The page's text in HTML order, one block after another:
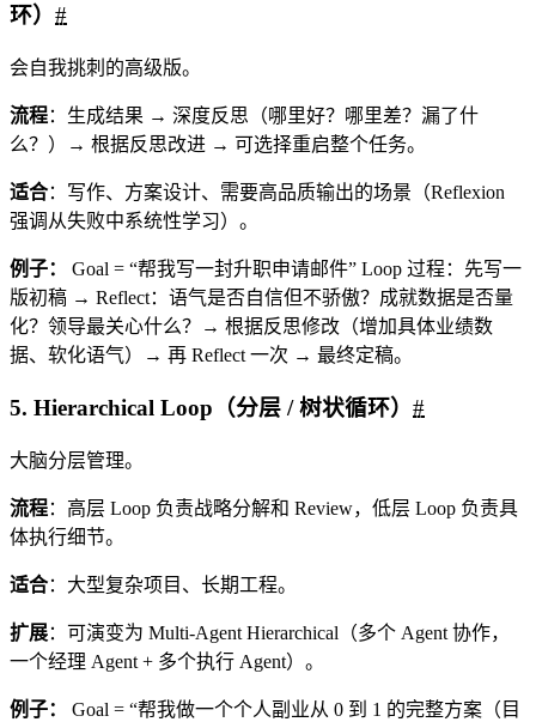
环） #
会自我挑刺的高级版。
流程：生成结果 → 深度反思（哪里好？哪里差？漏了什
么？）→ 根据反思改进 → 可选择重启整个任务。
适合：写作、方案设计、需要高品质输出的场景（Reflexion
强调从失败中系统性学习）。
例子：
Goal = “帮我写一封升职申请邮件” Loop 过程：先写一
版初稿 → Reflect：语气是否自信但不骄傲？成就数据是否量
化？领导最关心什么？→ 根据反思修改（增加具体业绩数
据、软化语气）→ 再 Reflect 一次 → 最终定稿。
5. Hierarchical Loop（分层 / 树状循环） #
大脑分层管理。
流程：高层 Loop 负责战略分解和 Review，低层 Loop 负责具
体执行细节。
适合：大型复杂项目、长期工程。
扩展：可演变为 Multi-Agent Hierarchical（多个 Agent 协作，
一个经理 Agent + 多个执行 Agent）。
例子：
Goal = “帮我做一个个人副业从 0 到 1 的完整方案（目